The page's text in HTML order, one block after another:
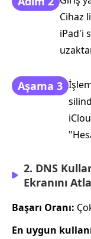
Cihaz
iPad'i
Aşama 3
2. DNS
Ekranını
Başarı Oranı:
En uygun